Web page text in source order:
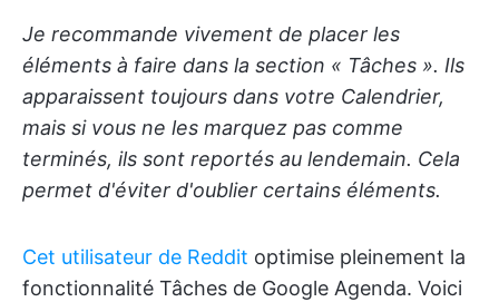
Je recommande vivement de placer les
éléments à faire dans la section « Tâches ». Ils
apparaissent toujours dans votre Calendrier,
mais si vous ne les marquez pas comme
terminés, ils sont reportés au lendemain. Cela
permet d'éviter d'oublier certains éléments.
Cet utilisateur de Reddit optimise pleinement la
fonctionnalité Tâches de Google Agenda. Voici